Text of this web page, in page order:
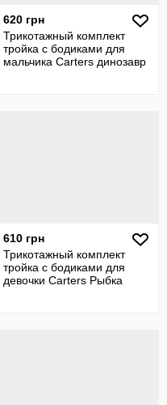
620 грн
Трикотажный комплект
тройка с бодиками для
мальчика Carters динозавр
610 грн
Трикотажный комплект
тройка с бодиками для
девочки Carters Рыбка